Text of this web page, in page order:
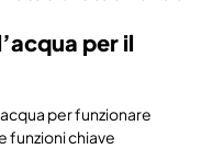
per il
per funzionare
funzioni chiave